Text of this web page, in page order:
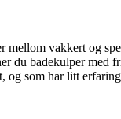
mellom vakkert og
du badekulper med
og som har litt